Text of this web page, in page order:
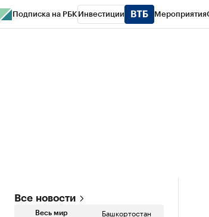
Подписка на РБК Инвестиции Мероприятия
Все новости
Весь мир Башкортостан